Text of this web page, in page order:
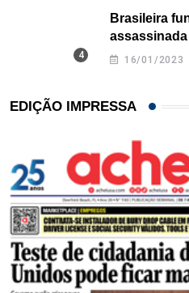
Brasileira
16/01/2023
EDIÇÃO IMPRESSA